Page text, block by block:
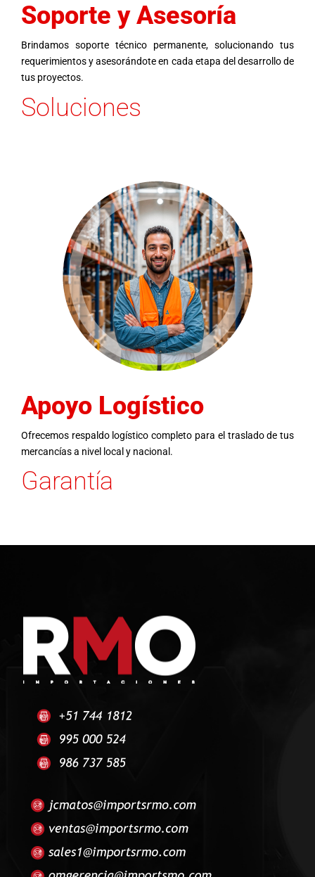
Soporte y Asesoría
Brindamos soporte técnico permanente, solucionando tus
requerimientos y asesorándote en cada etapa del desarrollo de
tus proyectos.
Soluciones
Apoyo Logístico
Ofrecemos respaldo logístico completo para el traslado de tus
mercancías a nivel local y nacional.
Garantía